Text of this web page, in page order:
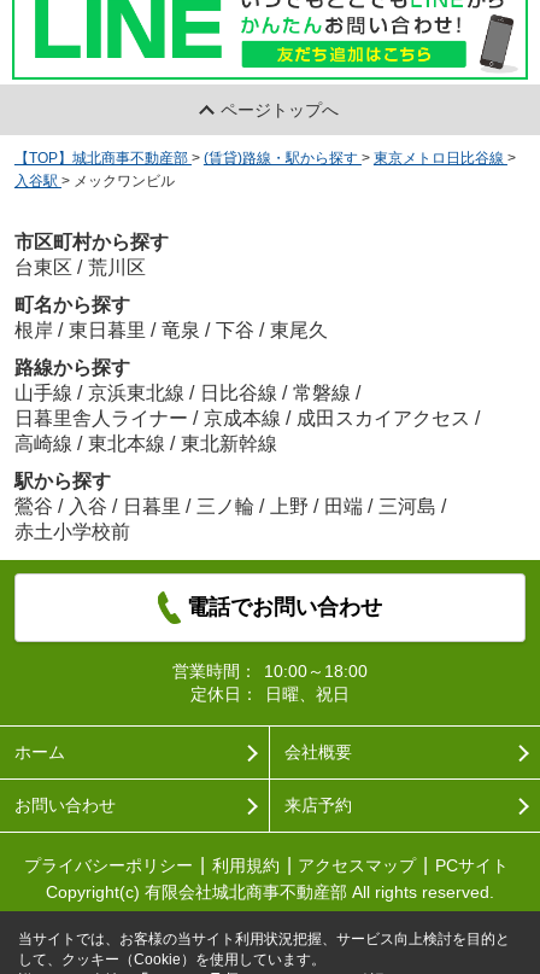
ページトップへ
【TOP】城北商事不動産部 > (賃貸)路線・駅から探す > 東京メトロ日比谷線 >
入谷駅 > メックワンビル
市区町村から探す
台東区 / 荒川区
町名から探す
根岸 / 東日暮里 / 竜泉 / 下谷 / 東尾久
路線から探す
山手線 / 京浜東北線 / 日比谷線 / 常磐線 /
日暮里舎人ライナー / 京成本線 / 成田スカイアクセス /
高崎線 / 東北本線 / 東北新幹線
駅から探す
鶯谷 / 入谷 / 日暮里 / 三ノ輪 / 上野 / 田端 / 三河島 /
赤土小学校前
電話でお問い合わせ
営業時間：
10:00～18:00
定休日：
日曜、祝日
ホーム 会社概要
お問い合わせ 来店予約
プライバシーポリシー 利用規約 アクセスマップ
PCサイト
Copyright(c) 有限会社城北商事不動産部 All rights reserved.
当サイトでは、お客様の当サイト利用状況把握、サービス向上検討を目的と
して、クッキー（Cookie）を使用しています。